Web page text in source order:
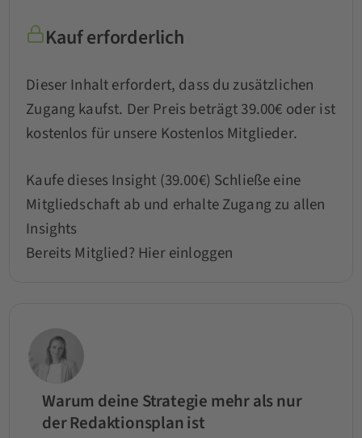
Kauf erforderlich
Dieser Inhalt erfordert, dass du zusätzlichen
Zugang kaufst. Der Preis beträgt 39.00€ oder ist
kostenlos für unsere Kostenlos Mitglieder.
Kaufe dieses Insight (39.00€) Schließe eine
Mitgliedschaft ab und erhalte Zugang zu allen
Insights
Bereits Mitglied? Hier einloggen
Warum deine Strategie mehr als nur
der Redaktionsplan ist